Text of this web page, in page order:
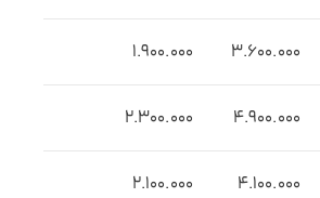
3.600.000
1.900.000
4.900.000
2.300.000
4.100.000
2.100.000